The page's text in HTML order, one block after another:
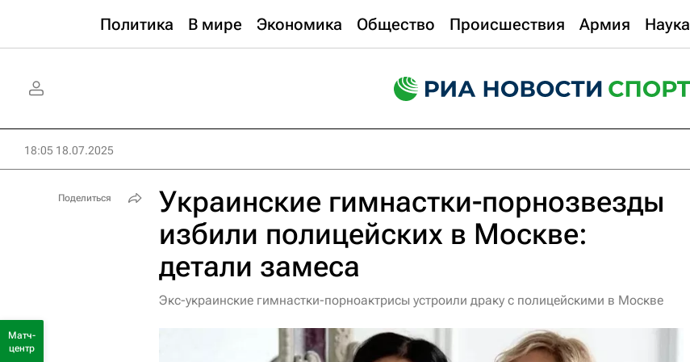
Политика В мире Экономика Общество Происшествия Армия Наука
18:05 18.07.2025
Украинские гимнастки-порнозвезды
избили полицейских в Москве:
детали замеса
Экс-украинские гимнастки-порноактрисы устроили драку с полицейскими в Москве
Поделиться
Матч-
центр